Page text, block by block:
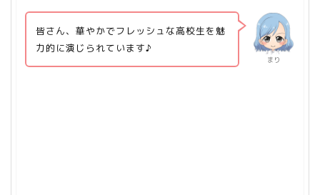
まり
皆さん、華やかでフレッシュな高校生を魅
力的に演じられています♪